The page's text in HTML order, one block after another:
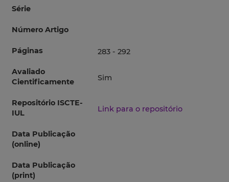
Série
Número Artigo
Páginas 283 - 292
Avaliado
Cientificamente
Sim
Repositório ISCTE-
IUL
Link para o repositório
Data Publicação
(online)
Data Publicação
(print)